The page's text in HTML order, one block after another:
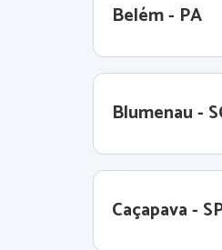
Belém - PA
Blumenau -
Caçapava -